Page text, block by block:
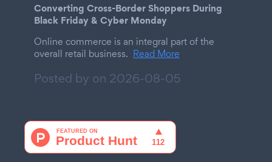
Converting Cross-Border Shoppers During
Black Friday & Cyber Monday
Online commerce is an integral part of the
overall retail business. Read More
Posted by on 2026-08-05